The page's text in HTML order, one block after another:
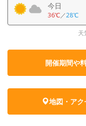
今日
36℃／28℃
天
開催期間や
地図・ア